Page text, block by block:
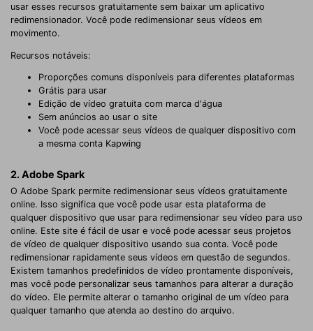
usar esses recursos gratuitamente sem baixar um aplicativo
redimensionador. Você pode redimensionar seus vídeos em
movimento.
Recursos notáveis:
Proporções comuns disponíveis para diferentes plataformas
Grátis para usar
Edição de vídeo gratuita com marca d'água
Sem anúncios ao usar o site
Você pode acessar seus vídeos de qualquer dispositivo com
a mesma conta Kapwing
2. Adobe Spark
O Adobe Spark permite redimensionar seus vídeos gratuitamente
online. Isso significa que você pode usar esta plataforma de
qualquer dispositivo que usar para redimensionar seu vídeo para uso
online. Este site é fácil de usar e você pode acessar seus projetos
de vídeo de qualquer dispositivo usando sua conta. Você pode
redimensionar rapidamente seus vídeos em questão de segundos.
Existem tamanhos predefinidos de vídeo prontamente disponíveis,
mas você pode personalizar seus tamanhos para alterar a duração
do vídeo. Ele permite alterar o tamanho original de um vídeo para
qualquer tamanho que atenda ao destino do arquivo.